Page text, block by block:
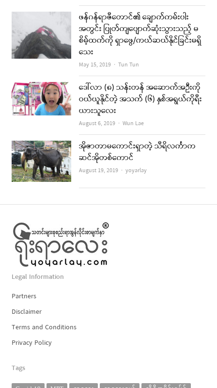
ဖန်ဂန်ရာဇီတောင်၏ ချောက်ကမ်းပါး
အတွင်း ပြုတ်ကျပျောက်ဆုံးသွားသည့် မ
စိမ့်ထက်ကို ရှာဖွေ/ကယ်ဆယ်နိုင်ခြင်းမရှိ
သေး
May 15, 2019 Author
Tun Tun
ဒေါ်လာ (၈) သန်းတန် အဆောက်အဦးကို
ဝယ်ယူနိုင်တဲ့ အသက် (၆) နှစ်အရွယ်ကိုရီး
ယားသူလေး
August 6, 2019 Author
Wun Lae
အိုဇာတာမကောင်းရှာတဲ့ သီရိလင်္ကာက
ဆင်အိုတစ်ကောင်
August 19, 2019 Author
yoyarlay
Legal Information
Partners
Disclaimer
Terms and Conditions
Privacy Policy
Tags